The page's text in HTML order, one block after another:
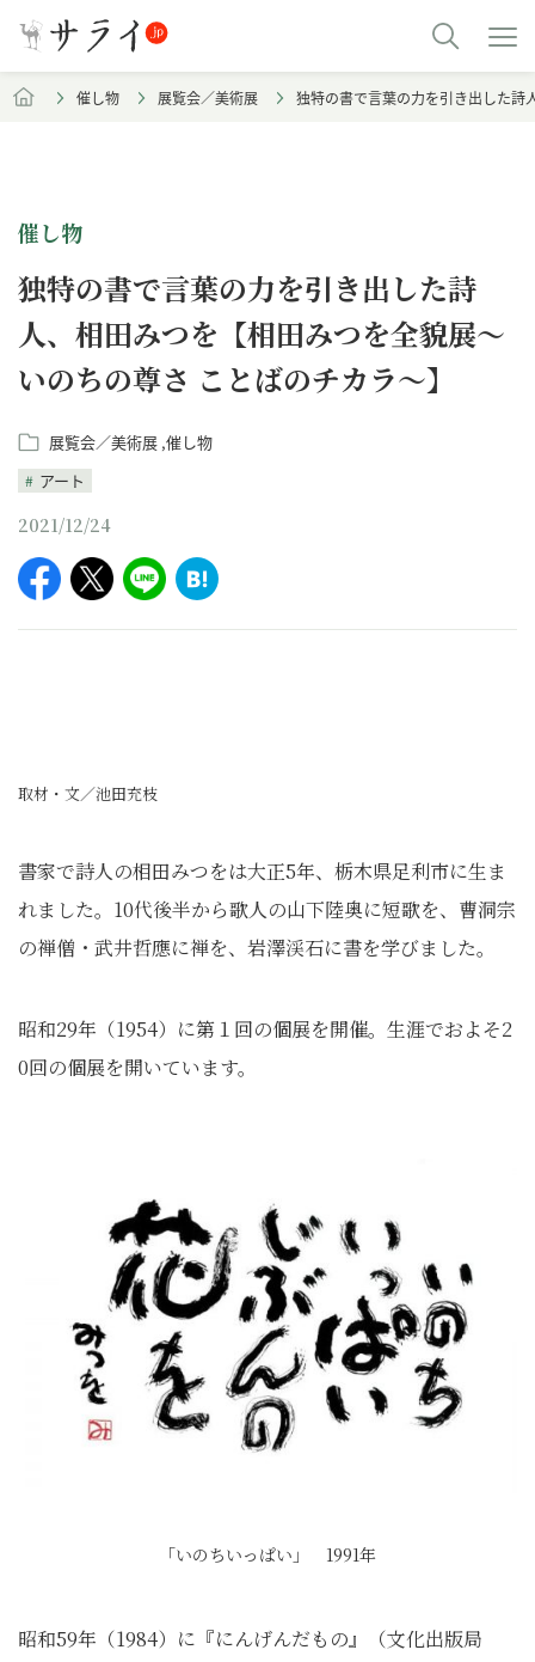
催し物 展覧会／美術展 独特の書で言葉の力を引き出した詩
催し物
独特の書で言葉の力を引き出した詩
人、相田みつを【相田みつを全貌展～
いのちの尊さ ことばのチカラ～】
展覧会／美術展 催し物
アート
2021/12/24
取材・文／池田充枝
書家で詩人の相田みつをは大正5年、栃木県足利市に生ま
れました。10代後半から歌人の山下陸奥に短歌を、曹洞宗
の禅僧・武井哲應に禅を、岩澤渓石に書を学びました。
昭和29年（1954）に第１回の個展を開催。生涯でおよそ2
0回の個展を開いています。
「いのちいっぱい」 1991年
昭和59年（1984）に『にんげんだもの』（文化出版局